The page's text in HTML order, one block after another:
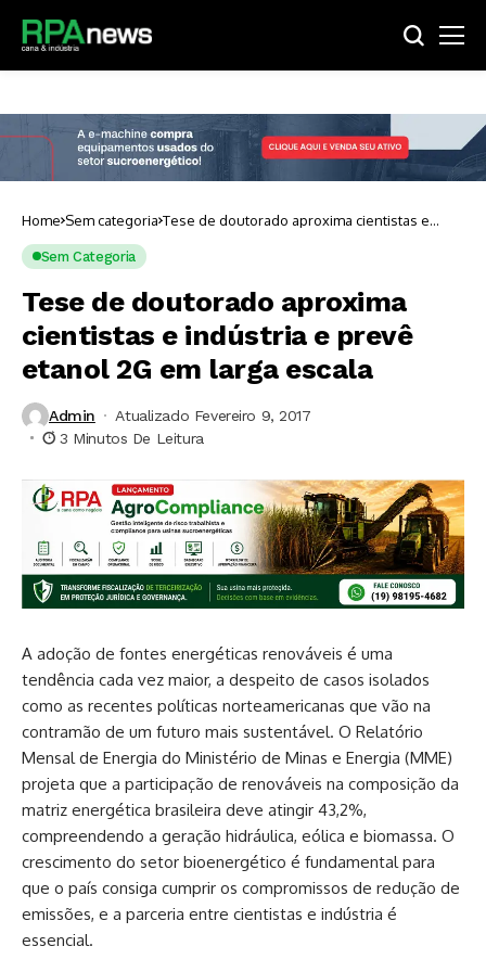
Home Sem categoria Tese de doutorado aproxima cientistas e
indústria e prevê etanol 2G em larga escala
Sem Categoria
Tese de doutorado aproxima
cientistas e indústria e prevê
etanol 2G em larga escala
Admin
Atualizado Fevereiro 9, 2017
3 Minutos De Leitura
A adoção de fontes energéticas renováveis é uma
tendência cada vez maior, a despeito de casos isolados
como as recentes políticas norteamericanas que vão na
contramão de um futuro mais sustentável. O Relatório
Mensal de Energia do Ministério de Minas e Energia (MME)
projeta que a participação de renováveis na composição da
matriz energética brasileira deve atingir 43,2%,
compreendendo a geração hidráulica, eólica e biomassa. O
crescimento do setor bioenergético é fundamental para
que o país consiga cumprir os compromissos de redução de
emissões, e a parceria entre cientistas e indústria é
essencial.